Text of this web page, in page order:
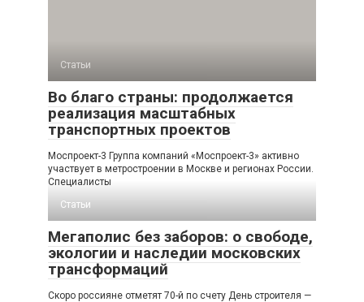
Статьи
Во благо страны: продолжается
реализация масштабных
транспортных проектов
Моспроект-3 Группа компаний «Моспроект-3» активно
участвует в метростроении в Москве и регионах России.
Специалисты
Статьи
Мегаполис без заборов: о свободе,
экологии и наследии московских
трансформаций
Скоро россияне отметят 70-й по счету День строителя —